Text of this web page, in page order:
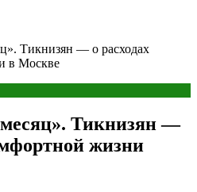
Тикнизян — о расходах
в Москве
Тикнизян —
жизни